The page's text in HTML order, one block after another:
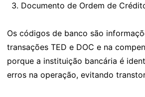
Documento de Ordem de
Os códigos de banco são
transações TED e DOC e na
porque a instituição bancária é
erros na operação, evitando